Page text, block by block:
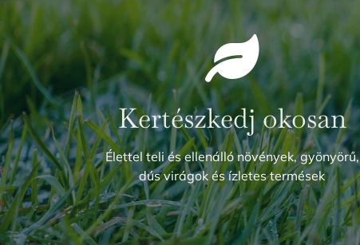
Kertészkedj okosan
Élettel teli és ellenálló növények, gyönyörű,
dús virágok és ízletes termések